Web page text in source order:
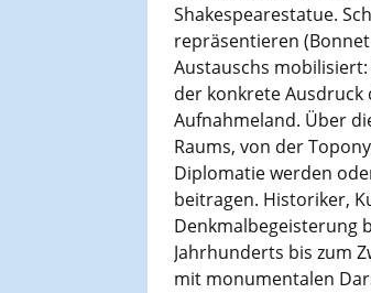
Shakespearestatue.
repräsentieren
Austauschs
der konkrete Ausdruck
Aufnahmeland. Über
Raums, von der
Diplomatie werden
beitragen. Historiker,
Denkmalbegeisterung
Jahrhunderts bis zum
mit monumentalen